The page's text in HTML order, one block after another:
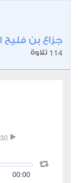
جزاع بن
114 تلاوة
00:00